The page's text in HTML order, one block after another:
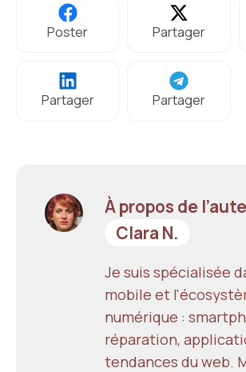
Poster Partager
Partager Partager
À propos de
Clara N.
Je suis spécialisée
mobile et
numérique :
réparation,
tendances du web.